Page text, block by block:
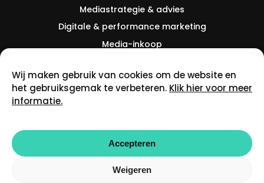
Wij maken gebruik van cookies om de website en
het gebruiksgemak te verbeteren. Klik hier voor meer
informatie.
Accepteren
Weigeren
Mediastrategie & advies
Digitale & performance marketing
Media-inkoop
Onderzoek & analyse
Mr Marvis
Preston Palace
Werken bij MMB
Contact en locatie